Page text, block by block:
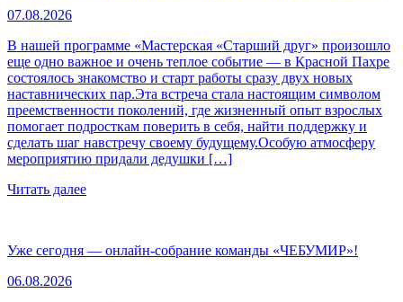
07.08.2026
В нашей программе «Мастерская «Старший друг» произошло
еще одно важное и очень теплое событие — в Красной Пахре
состоялось знакомство и старт работы сразу двух новых
наставнических пар.Эта встреча стала настоящим символом
преемственности поколений, где жизненный опыт взрослых
помогает подросткам поверить в себя, найти поддержку и
сделать шаг навстречу своему будущему.Особую атмосферу
мероприятию придали дедушки […]
Читать далее
Уже сегодня — онлайн-собрание команды «ЧЕБУМИР»!
06.08.2026